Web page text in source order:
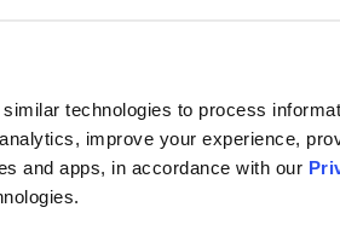
technologies to process
improve your experience,
and apps, in accordance with our